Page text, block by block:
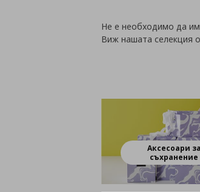
Не е необходимо да
Виж нашата селекция
Аксесоари за
съхранение